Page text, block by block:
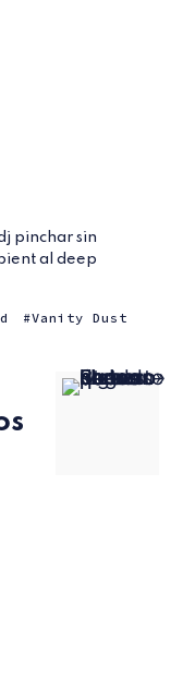
pinchar sin
al deep
Vanity Dust